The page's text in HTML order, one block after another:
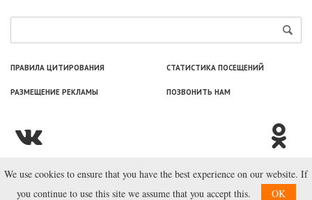
ПРАВИЛА ЦИТИРОВАНИЯ СТАТИСТИКА ПОСЕЩЕНИЙ
РАЗМЕЩЕНИЕ РЕКЛАМЫ ПОЗВОНИТЬ НАМ
© ООО «Лаборатория Новоcтей», 2003—2026.
We use cookies to ensure that you have the best experience on our website. If
you continue to use this site we assume that you accept this.
OK